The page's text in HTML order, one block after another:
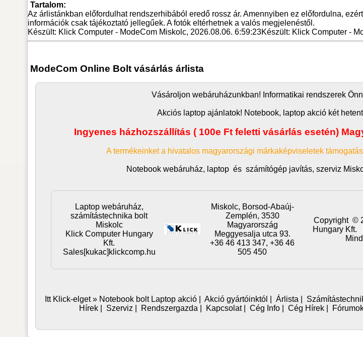
Tartalom:
Az árlistánkban előfordulhat rendszerhibából eredő rossz ár. Amennyiben ez előfordulna,
információk csak tájékoztató jellegűek. A fotók eltérhetnek a valós megjelenéstől.
Készült: Klick Computer - ModeCom Miskolc, 2026.08.06. 6:59:23Készült: Klick Computer -
ModeCom Online Bolt vásárlás árlista
Vásároljon webáruházunkban! Informatikai rendszerek
Akciós laptop ajánlatok! Notebook, laptop akció két
Ingyenes házhozszállítás ( 100e Ft feletti vásárlás esetén)
A termékeinket a hivatalos magyarországi márkaképviseletek
Notebook webáruház, laptopés számítógép javítás, szerviz
Laptop webáruház,
számítástechnika bolt
Miskolc
Klick Computer Hungary
Kft.
Sales[kukac]klickcomp.hu
Miskolc, Borsod-Abaúj-
Zemplén, 3530
Magyarország
Meggyesalja utca 93.
+36 46 413 347, +36 46
505 450
Copyright ©
Hungary Kft.
Itt Klick-elget » Notebook bolt Laptop akció |Akció gyártóinktól |Árlista
Hírek
Szerviz Rendszergazda Kapcsolat|Cég Info |Cég Hírek